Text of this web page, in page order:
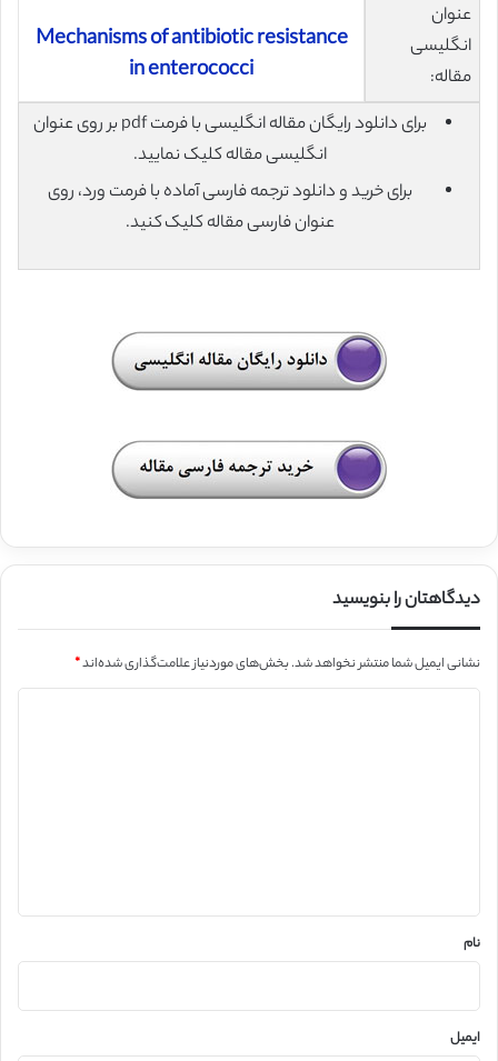
عنوان
انگلیسی
مقاله:
Mechanisms of antibiotic resistance
in enterococci
برای دانلود رایگان مقاله انگلیسی با فرمت pdf بر روی عنوان
انگلیسی مقاله کلیک نمایید.
برای خرید و دانلود ترجمه فارسی آماده با فرمت ورد، روی
عنوان فارسی مقاله کلیک کنید.
دیدگاهتان را بنویسید
نشانی ایمیل شما منتشر نخواهد شد.بخش‌های موردنیاز علامت‌گذاری شده‌اند*
نام
ایمیل